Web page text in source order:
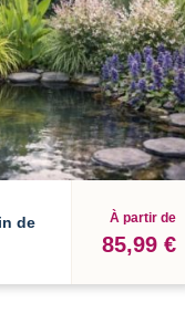
de
À partir de
85,99 €